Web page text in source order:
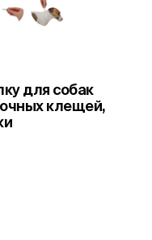
для собак
клещей,